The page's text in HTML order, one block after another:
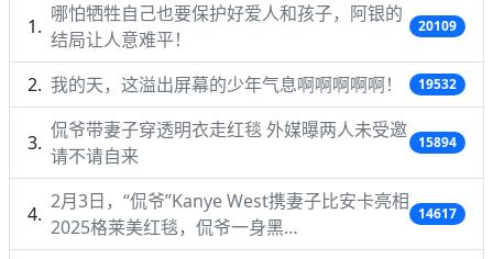
哪怕牺牲自己也要保护好爱人和孩子，阿银的
结局让人意难平！
20109
我的天，这溢出屏幕的少年气息啊啊啊啊啊！ 19532
侃爷带妻子穿透明衣走红毯 外媒曝两人未受邀
请不请自来
15894
2月3日，“侃爷”Kanye West携妻子比安卡亮相
2025格莱美红毯，侃爷一身黑…
14617